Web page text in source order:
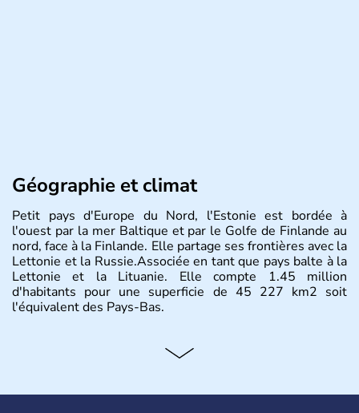
Géographie et climat
Petit pays d'Europe du Nord, l'Estonie est bordée à
l'ouest par la mer Baltique et par le Golfe de Finlande au
nord, face à la Finlande. Elle partage ses frontières avec la
Lettonie et la Russie.Associée en tant que pays balte à la
Lettonie et la Lituanie. Elle compte 1.45 million
d'habitants pour une superficie de 45 227 km2 soit
l'équivalent des Pays-Bas.